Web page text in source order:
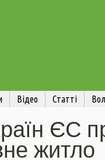
Відео Статті
ЄС
житло